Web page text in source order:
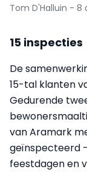
Tom D'Halluin - 8
15 inspecties
De
15-tal klanten
Gedurende
van Aramark
geïnspecteerd
feestdagen en